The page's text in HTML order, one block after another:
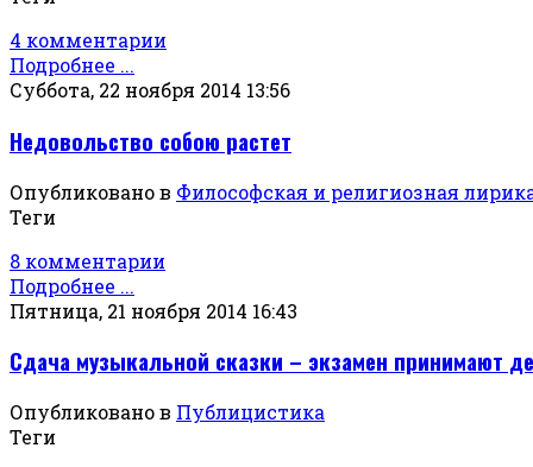
4 комментарии
Подробнее ...
Суббота, 22 ноября 2014 13:56
Недовольство собою растет
Опубликовано в Философская и религиозная
Теги
8 комментарии
Подробнее ...
Пятница, 21 ноября 2014 16:43
Сдача музыкальной сказки – экзамен принимают
Опубликовано в Публицистика
Теги